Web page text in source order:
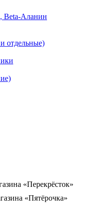
Beta-Аланин
отдельные)
«Перекрёсток»
«Пятёрочка»